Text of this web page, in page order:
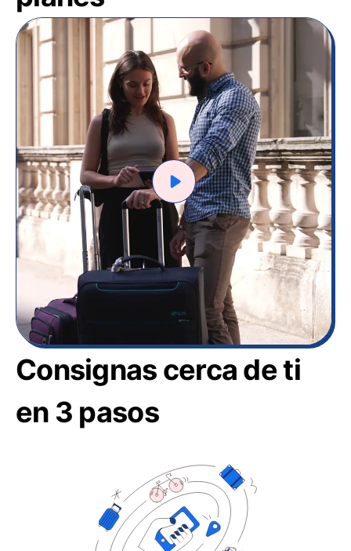
Consignas cerca de ti
en 3 pasos